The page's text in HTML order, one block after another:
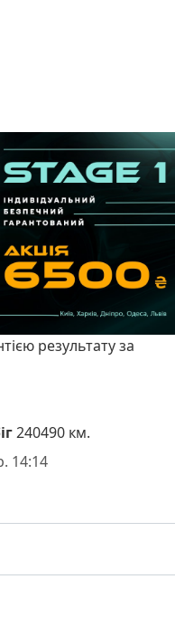
результату за
240490 км.
14:14